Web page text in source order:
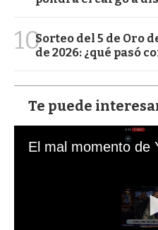
10Sorteo del 5 de Oro
de 2026: ¿qué pasó
Te puede